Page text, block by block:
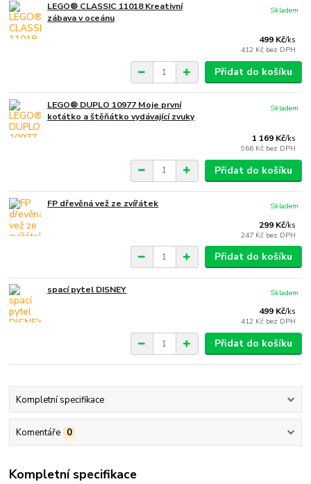
LEGO® CLASSIC 11018 Kreativní
zábava v oceánu
499 Kč/ks
412 Kč bez DPH
Skladem
Přidat do košíku
LEGO® DUPLO 10977 Moje první
koťátko a štěňátko vydávající zvuky
1 169 Kč/ks
966 Kč bez DPH
Skladem
Přidat do košíku
FP dřevěná vež ze zvířátek
299 Kč/ks
247 Kč bez DPH
Skladem
Přidat do košíku
spací pytel DISNEY
499 Kč/ks
412 Kč bez DPH
Skladem
Přidat do košíku
Kompletní specifikace
Komentáře 0
Kompletní specifikace